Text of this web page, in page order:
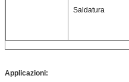
Saldatura
Applicazioni: